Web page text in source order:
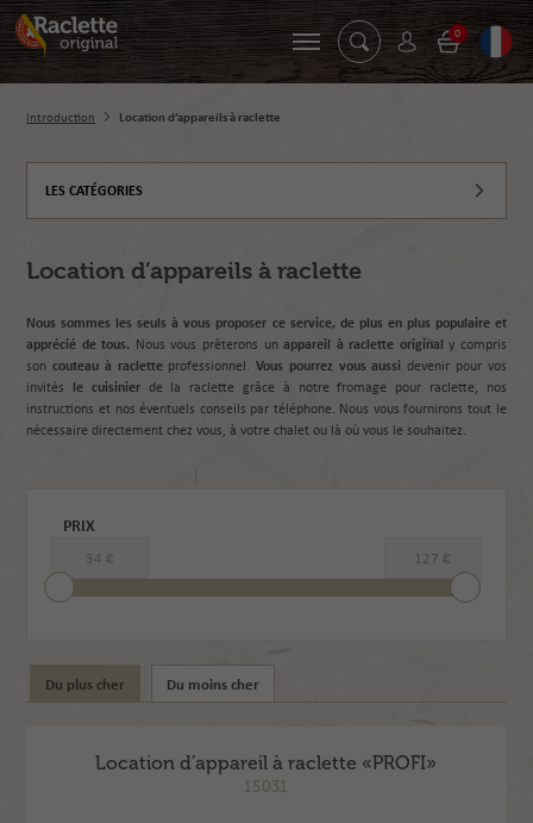
0
Introduction Location d’appareils à raclette
LES CATÉGORIES
Location d’appareils à raclette
Nous sommes les seuls à vous proposer ce service, de plus en plus populaire et
apprécié de tous. Nous vous prêterons unappareil à raclette originaly compris
soncouteau à raclette professionnel.Vous pourrez vous aussidevenir pour vos
invités le cuisinierde la raclette grâce à notre fromage pour raclette, nos
instructions et nos éventuels conseils par téléphone. Nous vous fournirons tout le
nécessaire directement chez vous, à votre chalet ou là où vous le souhaitez.
PRIX
Du plus cher Du moins cher
Location d’appareil à raclette «PROFI»
15031